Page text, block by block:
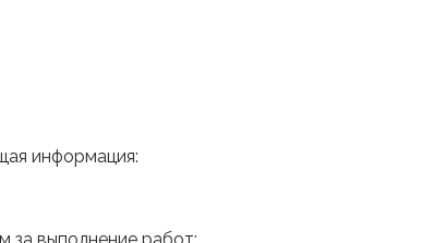
информация:
за выполнение работ;